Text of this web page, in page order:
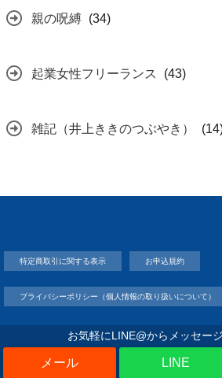
お気軽にLINE@からメッセー
LINE
親の呪縛 (34)
起業女性フリーランス (43)
雑記（井上ききのつぶやき）
特定商取引に関する表示 お申込規約
プライバシーポリシー（個人情報の取り扱いについて）
Copyright© , 2026 All